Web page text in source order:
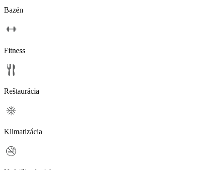
Bazén
Fitness
Reštaurácia
Klimatizácia